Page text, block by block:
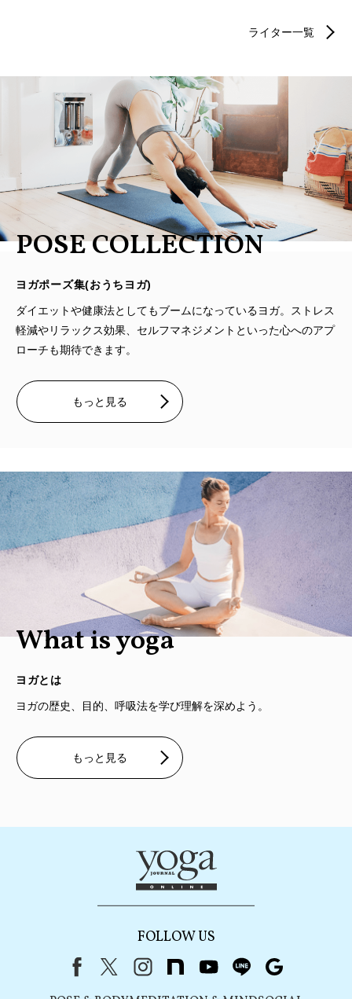
ライター一覧
POSE COLLECTION
ヨガポーズ集(おうちヨガ)
ダイエットや健康法としてもブームになっているヨガ。ストレス
軽減やリラックス効果、セルフマネジメントといった心へのアプ
ローチも期待できます。
もっと見る
What is yoga
ヨガとは
ヨガの歴史、目的、呼吸法を学び理解を深めよう。
もっと見る
FOLLOW US
FacebookX（旧Twitter）
instagram
note youtubeline